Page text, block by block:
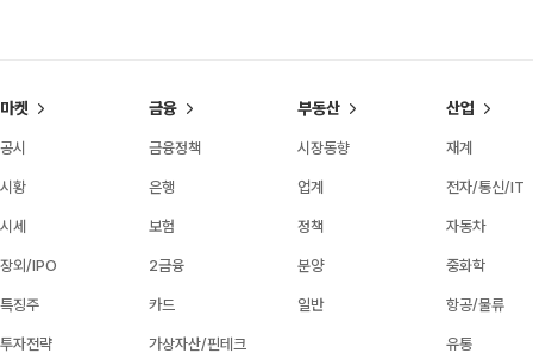
마켓
공시
시황
시세
장외/IPO
특징주
투자전략
금융
금융정책
은행
보험
2금융
카드
가상자산/핀테크
부동산
시장동향
업계
정책
분양
일반
산업
재계
전자/통신/IT
자동차
중화학
항공/물류
유통